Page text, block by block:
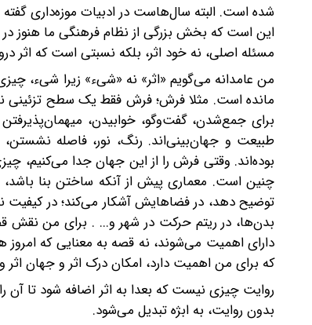
شده است. البته سال‌هاست در ادبیات موزه‌داری
این است که بخش بزرگی از نظام فرهنگی ما هنوز
مسئله اصلی، نه خود اثر، بلکه نسبتی است که اثر
من عامدانه می‌گویم «اثر» نه «شیء» زیرا شیء،
مانده است. مثلا فرش؛ فرش فقط یک سطح تزئینی
برای جمع‌شدن، گفت‌وگو، خوابیدن،
طبیعت و جهان‌بینی‌اند. رنگ، نور، فاصله
بوده‌اند. وقتی فرش را از این جهان جدا
چنین است. معماری پیش از آنکه ساختن بنا
توضیح دهد، در فضاهایش آشکار می‌‌کند؛ در کیفیت
بدن‌ها، در ریتم حرکت در شهر و... . برای من نقش
دارای اهمیت می‌شوند، نه قصه به معنایی که
که برای من اهمیت دارد، امکان درک اثر و جهان اثر
روایت چیزی نیست که بعدا به اثر اضافه شود تا آن
بدون روایت، به ابژه تبدیل می‌شود.